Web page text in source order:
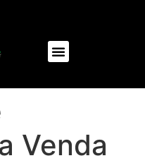
Venda